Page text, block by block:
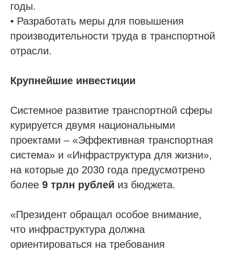
годы.
• Разработать меры для повышения
производительности труда в транспортной
отрасли.
Крупнейшие инвестиции
Системное развитие транспортной сферы
курируется двумя национальными
проектами – «Эффективная транспортная
система» и «Инфраструктура для жизни»,
на которые до 2030 года предусмотрено
более 9 трлн рублей из бюджета.
«Президент обращал особое внимание,
что инфраструктура должна
ориентироваться на требования
Проспект Обуховской обороны, д.271, лит.
«А», БЦ «Обуховъ-центр», оф. 1109